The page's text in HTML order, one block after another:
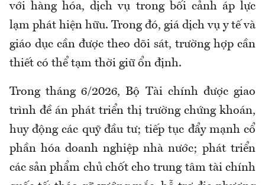
với hàng hóa, dịch vụ trong bối cảnh áp lực
lạm phát hiện hữu. Trong đó, giá dịch vụ y tế và
giáo dục cần được theo dõi sát, trường hợp cần
thiết có thể tạm thời giữ ổn định.
Trong tháng 6/2026, Bộ Tài chính được giao
trình đề án phát triển thị trường chứng khoán,
huy động các quỹ đầu tư; tiếp tục đẩy mạnh cổ
phần hóa doanh nghiệp nhà nước; phát triển
các sản phẩm chủ chốt cho trung tâm tài chính